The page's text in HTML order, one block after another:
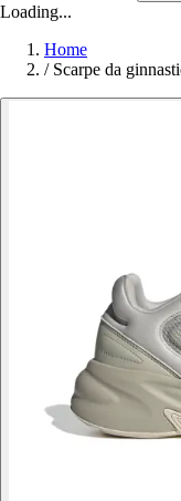
Loading...
Home
/ Scarpe da